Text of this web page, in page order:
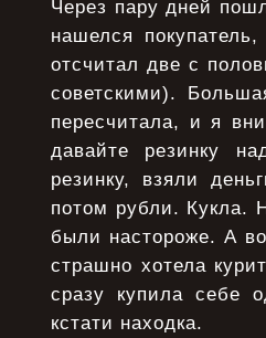
Через пару дней
нашелся
отсчитал две с
советскими).
пересчитала, и я
давайте резинку
резинку, взяли
потом рубли. Кукла.
были настороже. А
страшно хотела
сразу купила себе
кстати находка.